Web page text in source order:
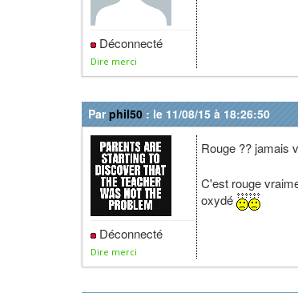
Déconnecté
Dire merci
Parphil50 : le 11/08/15 à 18:26:50
Déconnecté
Dire merci
Rouge ?? jamais
C'est rouge
oxydé